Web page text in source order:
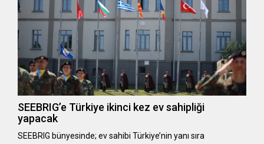
SEEBRIG’e Türkiye ikinci kez ev sahipliği
yapacak
SEEBRIG bünyesinde; ev sahibi Türkiye’nin yanı sıra